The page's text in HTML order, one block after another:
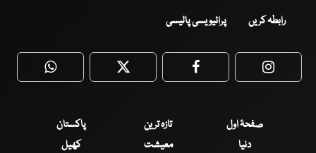
رابطہ کریں پرائیویسی پالیسی
WhatsApp Twitter Facebook
صفحۂ اول تازہ ترین
پاکستان
دنیا
معیشت کھیل